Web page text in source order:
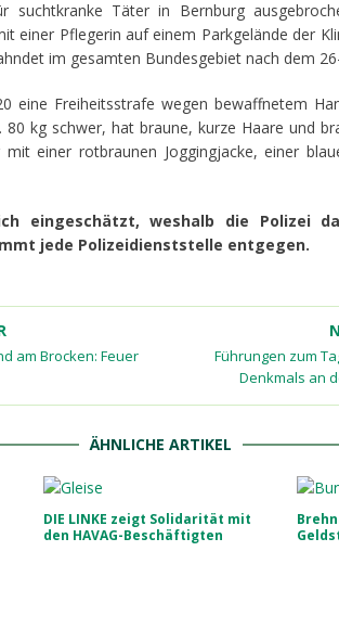
suchtkranke Täter in Bernburg
einer Pflegerin auf einem Parkgelände der
im gesamten Bundesgebiet nach dem
eine Freiheitsstrafe wegen bewaffnetem
kg schwer, hat braune, kurze Haare und
einer rotbraunen Joggingjacke, einer
eingeschätzt, weshalb die Polizei
jede Polizeidienststelle entgegen.
am Brocken: Feuer
Führungen zum
Denkmals an
ÄHNLICHE ARTIKEL
DIE LINKE zeigt Solidarität mit
den HAVAG-Beschäftigten